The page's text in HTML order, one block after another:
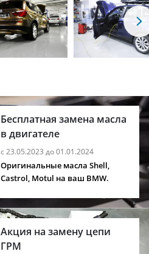
Бесплатная замена масла
в двигателе
с 23.05.2023 до 01.01.2024
Оригинальные масла Shell,
Castrol, Motul на ваш BMW.
Акция на замену цепи
ГРМ